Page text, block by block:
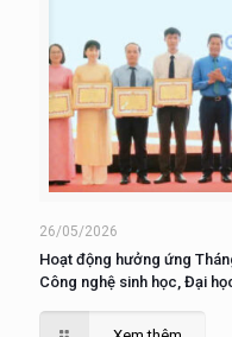
26/05/2026
Hoạt động hưởng ứng
Công nghệ sinh học, Đại